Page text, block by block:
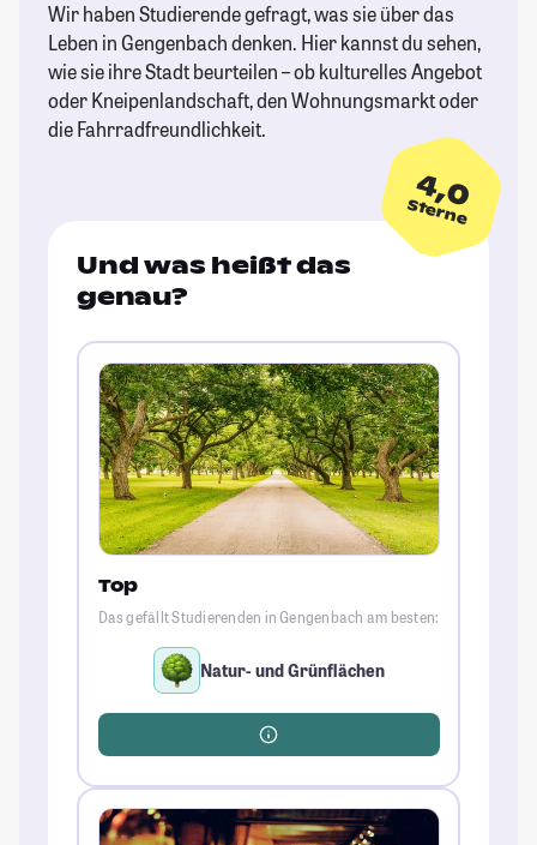
Wir haben Studierende gefragt, was sie über das
Leben in Gengenbach denken. Hier kannst du sehen,
wie sie ihre Stadt beurteilen – ob kulturelles Angebot
oder Kneipenlandschaft, den Wohnungsmarkt oder
die Fahrradfreundlichkeit.
4,0
Sterne
Und was heißt das
genau?
Top
Das gefällt Studierenden in Gengenbach am besten:
Natur- und Grünflächen